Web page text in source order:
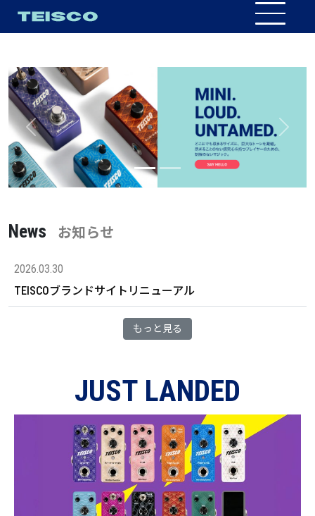
Previous Next
News お知らせ
2026.03.30
TEISCOブランドサイトリニューアル
もっと見る
JUST LANDED